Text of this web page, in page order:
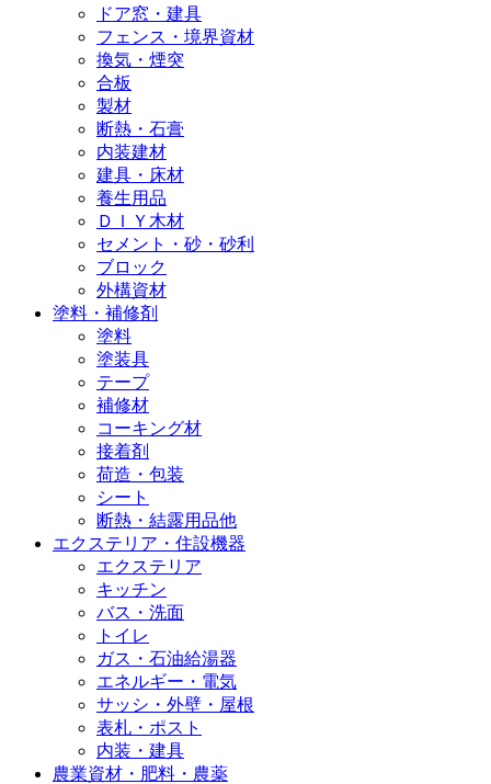
ドア窓・建具
フェンス・境界資材
換気・煙突
合板
製材
断熱・石膏
内装建材
建具・床材
養生用品
ＤＩＹ木材
セメント・砂・砂利
ブロック
外構資材
塗料・補修剤
塗料
塗装具
テープ
補修材
コーキング材
接着剤
荷造・包装
シート
断熱・結露用品他
エクステリア・住設機器
エクステリア
キッチン
バス・洗面
トイレ
ガス・石油給湯器
エネルギー・電気
サッシ・外壁・屋根
表札・ポスト
内装・建具
農業資材・肥料・農薬